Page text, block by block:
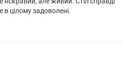
в цілому задоволені.